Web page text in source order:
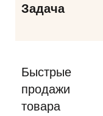
Задача
Быстрые
продажи
товара